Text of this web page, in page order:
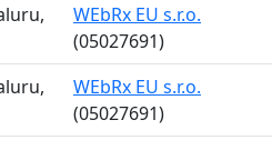
WEbRx EU s.r.o.
(05027691)
WEbRx EU s.r.o.
(05027691)